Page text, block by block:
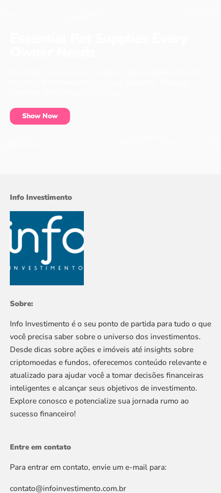
Show Now
Info Investimento
Sobre:
Info Investimento é o seu ponto de partida para tudo o que
você precisa saber sobre o universo dos investimentos.
Desde dicas sobre ações e imóveis até insights sobre
criptomoedas e fundos, oferecemos conteúdo relevante e
atualizado para ajudar você a tomar decisões financeiras
inteligentes e alcançar seus objetivos de investimento.
Explore conosco e potencialize sua jornada rumo ao
sucesso financeiro!
Entre em contato
Para entrar em contato, envie um e-mail para:
contato@infoinvestimento.com.br